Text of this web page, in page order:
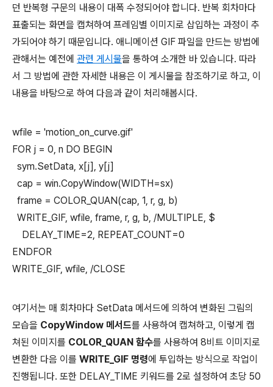
던 반복형 구문의 내용이 대폭 수정되어야 합니다. 반복 회차마다
표출되는 화면을 캡쳐하여 프레임별 이미지로 삽입하는 과정이 추
가되어야 하기 때문입니다. 애니메이션 GIF 파일을 만드는 방법에
관해서는 예전에 관련 게시물을 통하여 소개한 바 있습니다. 따라
서 그 방법에 관한 자세한 내용은 이 게시물을 참조하기로 하고, 이
내용을 바탕으로 하여 다음과 같이 처리해봅시다.
wfile = 'motion_on_curve.gif'
FOR j = 0, n DO BEGIN
sym.SetData, x[j], y[j]
cap = win.CopyWindow(WIDTH=sx)
frame = COLOR_QUAN(cap, 1, r, g, b)
WRITE_GIF, wfile, frame, r, g, b, /MULTIPLE, $
DELAY_TIME=2, REPEAT_COUNT=0
ENDFOR
WRITE_GIF, wfile, /CLOSE
여기서는 매 회차마다 SetData 메서드에 의하여 변화된 그림의
모습을 CopyWindow 메서드를 사용하여 캡쳐하고, 이렇게 캡
쳐된 이미지를 COLOR_QUAN 함수를 사용하여 8비트 이미지로
변환한 다음 이를 WRITE_GIF 명령에 투입하는 방식으로 작업이
진행됩니다. 또한 DELAY_TIME 키워드를 2로 설정하여 초당 50